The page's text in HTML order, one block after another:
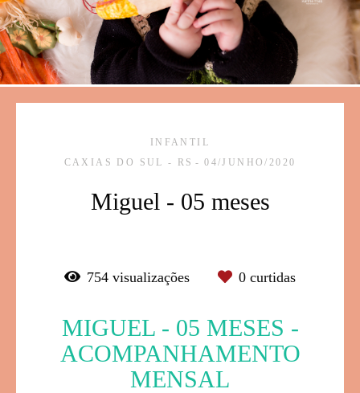
INFANTIL
CAXIAS DO SUL - RS
04/JUNHO/2020
Miguel - 05 meses
754 visualizações 0 curtidas
MIGUEL - 05 MESES -
ACOMPANHAMENTO
MENSAL